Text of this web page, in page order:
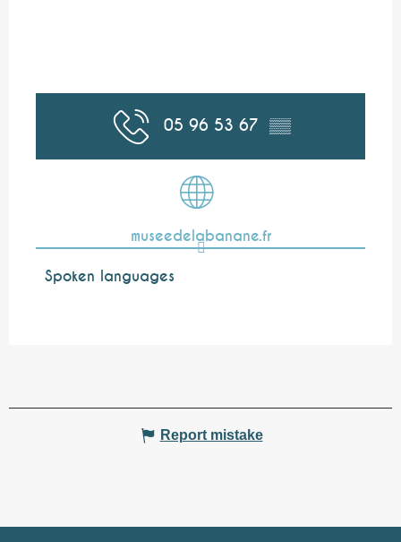
05 96 53 67 ▒▒
museedelabanane.fr
Spoken languages
Spoken languages
Report mistake